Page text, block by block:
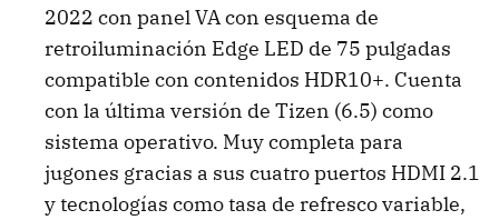
2022 con panel VA con esquema de
retroiluminación Edge LED de 75 pulgadas
compatible con contenidos HDR10+. Cuenta
con la última versión de Tizen (6.5) como
sistema operativo. Muy completa para
jugones gracias a sus cuatro puertos HDMI 2.1
y tecnologías como tasa de refresco variable,